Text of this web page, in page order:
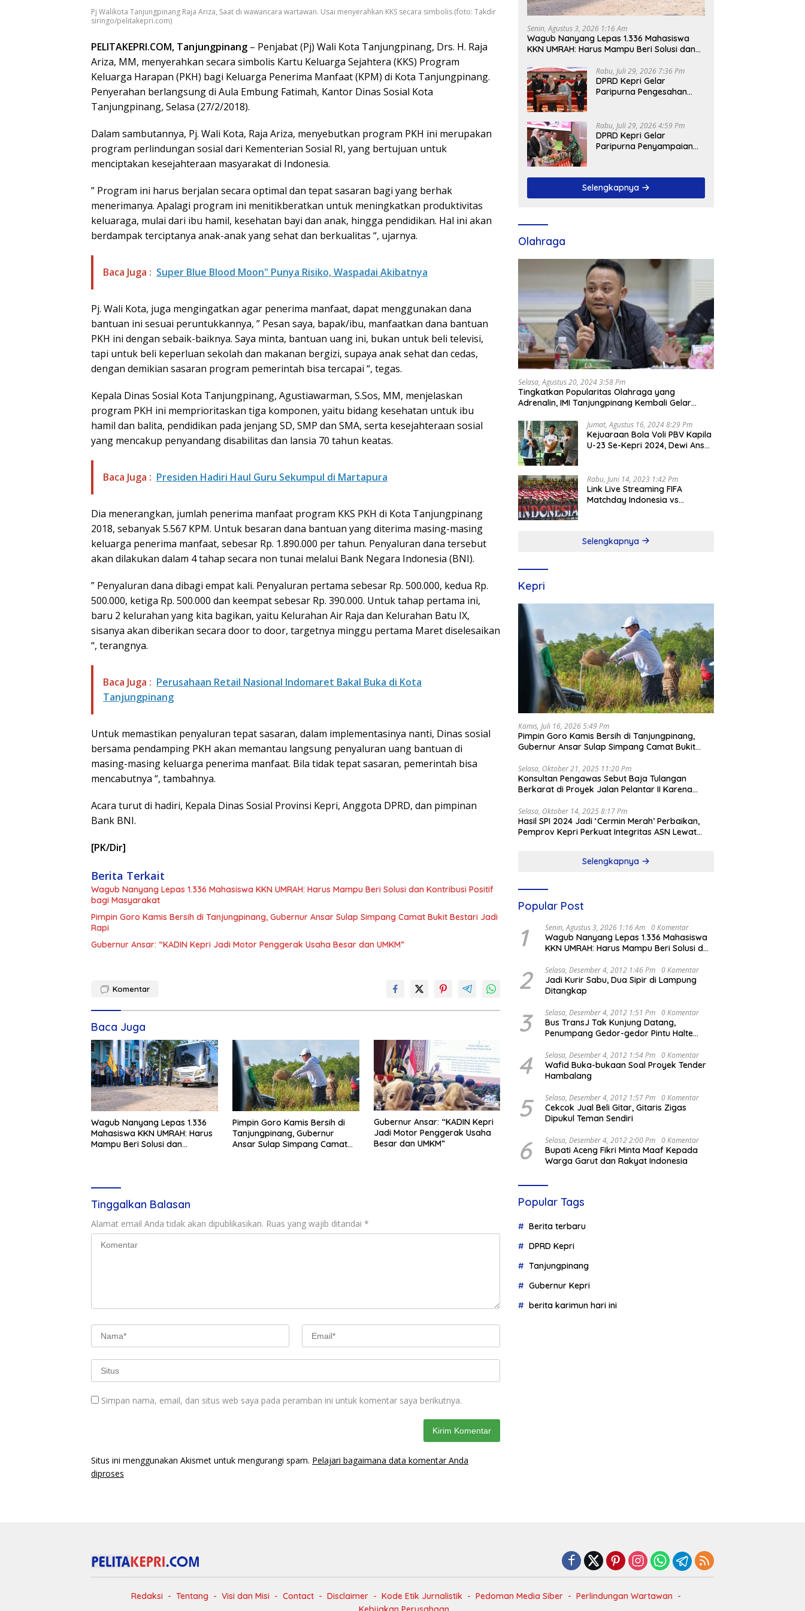
Pj Walikota Tanjungpinang Raja Ariza, Saat di wawancara wartawan. Usai menyerahkan KKS secara simbolis (foto: Takdir
siringo/pelitakepri.com)
PELITAKEPRI.COM, Tanjungpinang – Penjabat (Pj) Wali Kota Tanjungpinang, Drs. H. Raja
Ariza, MM, menyerahkan secara simbolis Kartu Keluarga Sejahtera (KKS) Program
Keluarga Harapan (PKH) bagi Keluarga Penerima Manfaat (KPM) di Kota Tanjungpinang.
Penyerahan berlangsung di Aula Embung Fatimah, Kantor Dinas Sosial Kota
Tanjungpinang, Selasa (27/2/2018).
Dalam sambutannya, Pj. Wali Kota, Raja Ariza, menyebutkan program PKH ini merupakan
program perlindungan sosial dari Kementerian Sosial RI, yang bertujuan untuk
menciptakan kesejahteraan masyarakat di Indonesia.
” Program ini harus berjalan secara optimal dan tepat sasaran bagi yang berhak
menerimanya. Apalagi program ini menitikberatkan untuk meningkatkan produktivitas
keluaraga, mulai dari ibu hamil, kesehatan bayi dan anak, hingga pendidikan. Hal ini akan
berdampak terciptanya anak-anak yang sehat dan berkualitas “, ujarnya.
Baca Juga : Super Blue Blood Moon" Punya Risiko, Waspadai Akibatnya
Pj. Wali Kota, juga mengingatkan agar penerima manfaat, dapat menggunakan dana
bantuan ini sesuai peruntukkannya, ” Pesan saya, bapak/ibu, manfaatkan dana bantuan
PKH ini dengan sebaik-baiknya. Saya minta, bantuan uang ini, bukan untuk beli televisi,
tapi untuk beli keperluan sekolah dan makanan bergizi, supaya anak sehat dan cedas,
dengan demikian sasaran program pemerintah bisa tercapai “, tegas.
Kepala Dinas Sosial Kota Tanjungpinang, Agustiawarman, S.Sos, MM, menjelaskan
program PKH ini memprioritaskan tiga komponen, yaitu bidang kesehatan untuk ibu
hamil dan balita, pendidikan pada jenjang SD, SMP dan SMA, serta kesejahteraan sosial
yang mencakup penyandang disabilitas dan lansia 70 tahun keatas.
Baca Juga : Presiden Hadiri Haul Guru Sekumpul di Martapura
Dia menerangkan, jumlah penerima manfaat program KKS PKH di Kota Tanjungpinang
2018, sebanyak 5.567 KPM. Untuk besaran dana bantuan yang diterima masing-masing
keluarga penerima manfaat, sebesar Rp. 1.890.000 per tahun. Penyaluran dana tersebut
akan dilakukan dalam 4 tahap secara non tunai melalui Bank Negara Indonesia (BNI).
” Penyaluran dana dibagi empat kali. Penyaluran pertama sebesar Rp. 500.000, kedua Rp.
500.000, ketiga Rp. 500.000 dan keempat sebesar Rp. 390.000. Untuk tahap pertama ini,
baru 2 kelurahan yang kita bagikan, yaitu Kelurahan Air Raja dan Kelurahan Batu IX,
sisanya akan diberikan secara door to door, targetnya minggu pertama Maret diselesaikan
“, terangnya.
Baca Juga : Perusahaan Retail Nasional Indomaret Bakal Buka di Kota
Tanjungpinang
Untuk memastikan penyaluran tepat sasaran, dalam implementasinya nanti, Dinas sosial
bersama pendamping PKH akan memantau langsung penyaluran uang bantuan di
masing-masing keluarga penerima manfaat. Bila tidak tepat sasaran, pemerintah bisa
mencabutnya “, tambahnya.
Acara turut di hadiri, Kepala Dinas Sosial Provinsi Kepri, Anggota DPRD, dan pimpinan
Bank BNI.
[PK/Dir]
Berita Terkait
Wagub Nanyang Lepas 1.336 Mahasiswa KKN UMRAH: Harus Mampu Beri Solusi dan Kontribusi Positif
bagi Masyarakat
Pimpin Goro Kamis Bersih di Tanjungpinang, Gubernur Ansar Sulap Simpang Camat Bukit Bestari Jadi
Rapi
Gubernur Ansar: “KADIN Kepri Jadi Motor Penggerak Usaha Besar dan UMKM”
Komentar
Baca Juga
Wagub Nanyang Lepas 1.336
Mahasiswa KKN UMRAH: Harus
Mampu Beri Solusi dan
Pimpin Goro Kamis Bersih di
Tanjungpinang, Gubernur
Ansar Sulap Simpang Camat
Gubernur Ansar: “KADIN Kepri
Jadi Motor Penggerak Usaha
Besar dan UMKM”
Tinggalkan Balasan
Alamat email Anda tidak akan dipublikasikan. Ruas yang wajib ditandai *
Simpan nama, email, dan situs web saya pada peramban ini untuk komentar saya berikutnya.
Situs ini menggunakan Akismet untuk mengurangi spam. Pelajari bagaimana data komentar Anda
diproses
Senin, Agustus 3, 2026 1:16 Am
Wagub Nanyang Lepas 1.336 Mahasiswa
KKN UMRAH: Harus Mampu Beri Solusi dan
Rabu, Juli 29, 2026 7:36 Pm
DPRD Kepri Gelar
Paripurna Pengesahan
APBD 2025, Sejumlah
Rekomendasi Strategis
Disampaikan
Rabu, Juli 29, 2026 4:59 Pm
DPRD Kepri Gelar
Paripurna Penyampaian
Selengkapnya
Olahraga
Selasa, Agustus 20, 2024 3:58 Pm
Tingkatkan Popularitas Olahraga yang
Adrenalin, IMI Tanjungpinang Kembali Gelar
Jumat, Agustus 16, 2024 8:29 Pm
Kejuaraan Bola Voli PBV Kapila
U-23 Se-Kepri 2024, Dewi Ansar
Rabu, Juni 14, 2023 1:42 Pm
Link Live Streaming FIFA
Matchday Indonesia vs
Selengkapnya
Kepri
Kamis, Juli 16, 2026 5:49 Pm
Pimpin Goro Kamis Bersih di Tanjungpinang,
Gubernur Ansar Sulap Simpang Camat Bukit
Selasa, Oktober 21, 2025 11:20 Pm
Konsultan Pengawas Sebut Baja Tulangan
Berkarat di Proyek Jalan Pelantar II Karena
Selasa, Oktober 14, 2025 8:17 Pm
Hasil SPI 2024 Jadi ‘Cermin Merah’ Perbaikan,
Pemprov Kepri Perkuat Integritas ASN Lewat
Selengkapnya
Popular Post
1 Senin, Agustus 3, 2026 1:16 Am 0 Komentar
Wagub Nanyang Lepas 1.336 Mahasiswa
KKN UMRAH: Harus Mampu Beri Solusi dan
2 Selasa, Desember 4, 2012 1:46 Pm 0 Komentar
Jadi Kurir Sabu, Dua Sipir di Lampung
Ditangkap
3 Selasa, Desember 4, 2012 1:51 Pm 0 Komentar
Bus TransJ Tak Kunjung Datang,
Penumpang Gedor-gedor Pintu Halte
4 Selasa, Desember 4, 2012 1:54 Pm 0 Komentar
Wafid Buka-bukaan Soal Proyek Tender
Hambalang
5 Selasa, Desember 4, 2012 1:57 Pm 0 Komentar
Cekcok Jual Beli Gitar, Gitaris Zigas
Dipukul Teman Sendiri
6 Selasa, Desember 4, 2012 2:00 Pm 0 Komentar
Bupati Aceng Fikri Minta Maaf Kepada
Warga Garut dan Rakyat Indonesia
Popular Tags
Berita terbaru
DPRD Kepri
Tanjungpinang
Gubernur Kepri
berita karimun hari ini
Redaksi Tentang Visi dan Misi Contact Disclaimer Kode Etik Jurnalistik Pedoman Media Siber
Perlindungan Wartawan